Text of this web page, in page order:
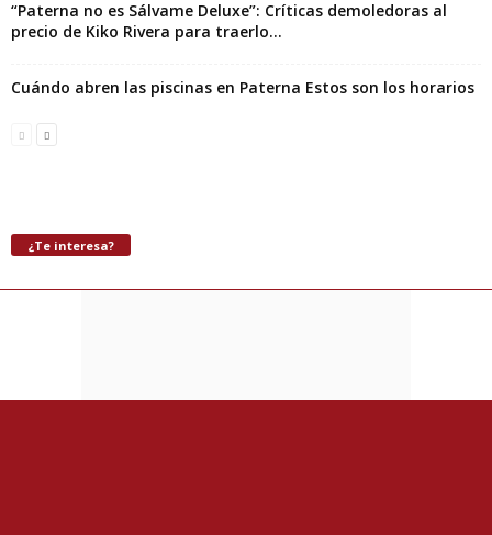
“Paterna no es Sálvame Deluxe”: Críticas demoledoras al
precio de Kiko Rivera para traerlo...
Cuándo abren las piscinas en Paterna Estos son los horarios
¿Te interesa?